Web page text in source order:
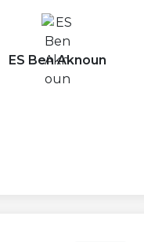
ES Ben Aknoun